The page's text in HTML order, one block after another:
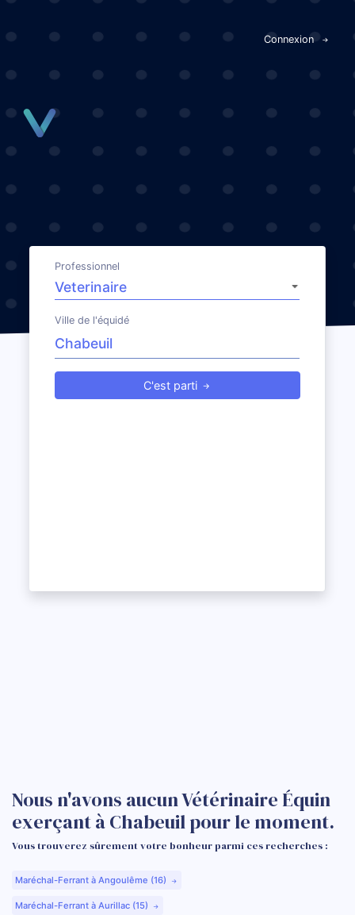
Connexion
Professionnel
Ville de l'équidé
C'est parti
Nous n'avons aucun Vétérinaire Équin
exerçant à Chabeuil pour le moment.
Vous trouverez sûrement votre bonheur parmi ces recherches :
Maréchal-Ferrant à Angoulême (16)
Maréchal-Ferrant à Aurillac (15)